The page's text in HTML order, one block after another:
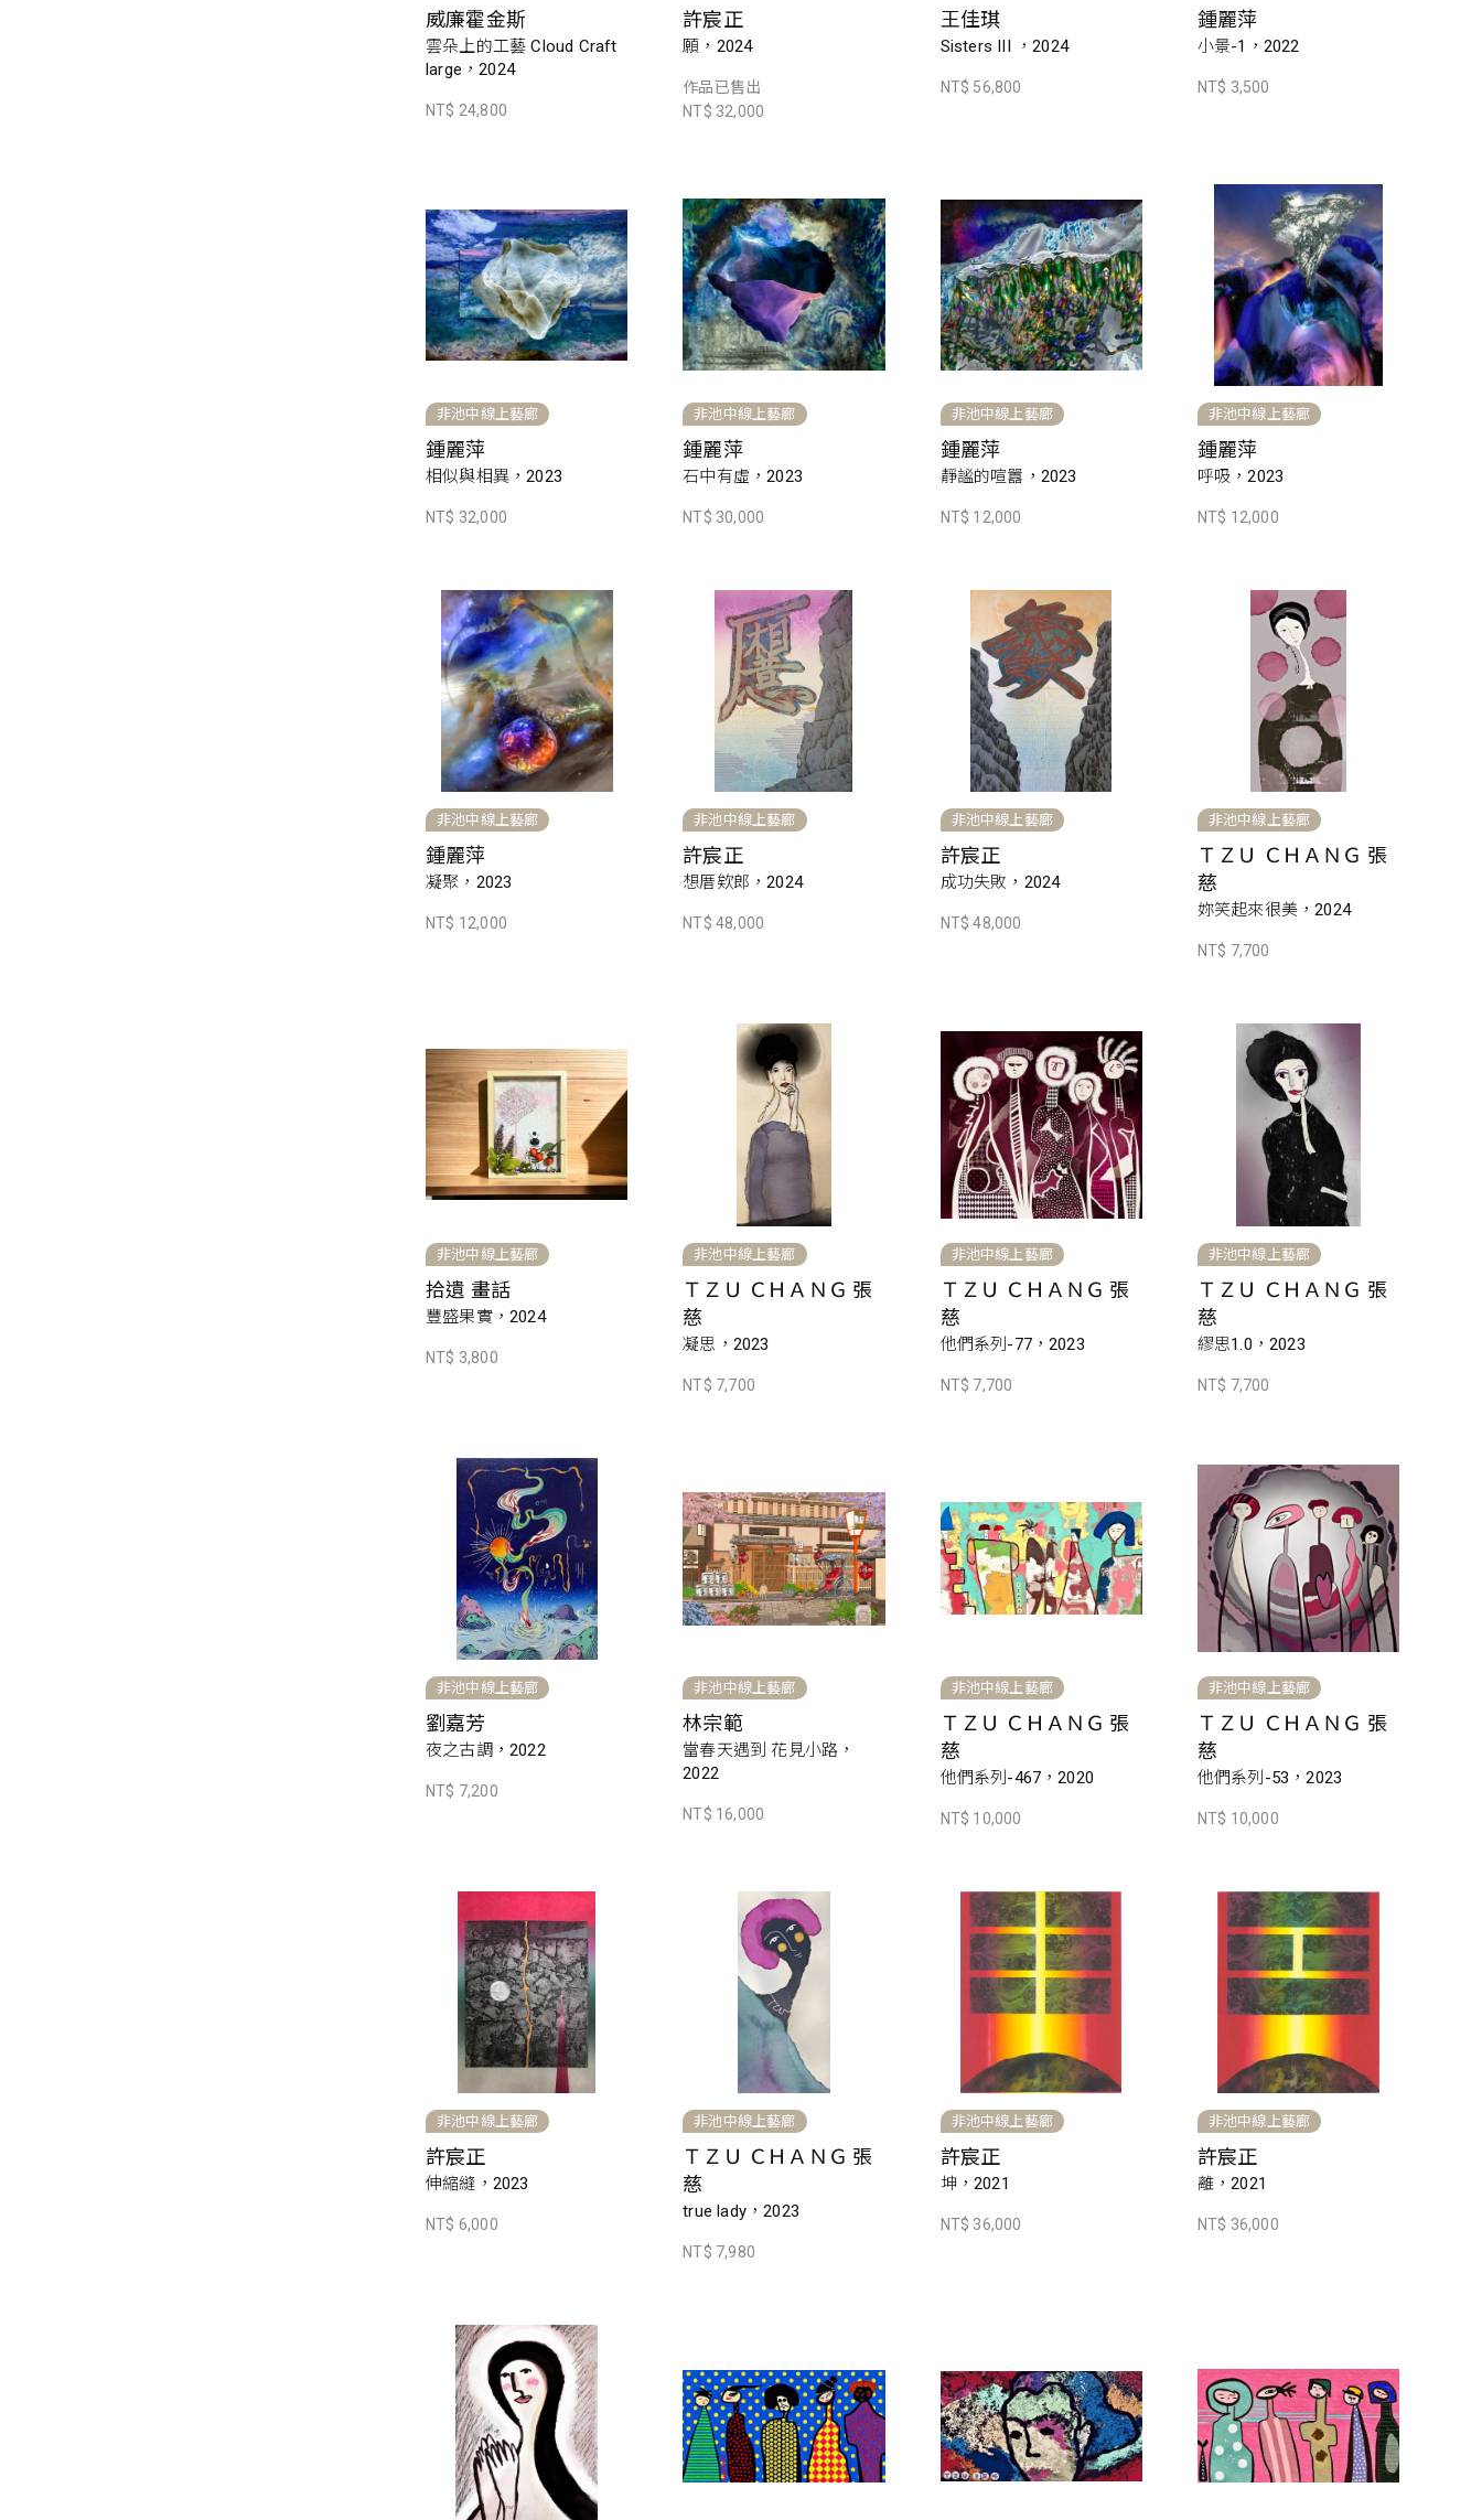
威廉霍金斯
雲朵上的工藝 Cloud Craft
large，2024
NT$ 24,800
許宸正
願，2024
作品已售出
NT$ 32,000
王佳琪
Sisters III ，2024
NT$ 56,800
鍾麗萍
小景-1，2022
NT$ 3,500
非池中線上藝廊
鍾麗萍
相似與相異，2023
NT$ 32,000
非池中線上藝廊
鍾麗萍
石中有虛，2023
NT$ 30,000
非池中線上藝廊
鍾麗萍
靜謐的喧囂，2023
NT$ 12,000
非池中線上藝廊
鍾麗萍
呼吸，2023
NT$ 12,000
非池中線上藝廊
鍾麗萍
凝聚，2023
NT$ 12,000
非池中線上藝廊
許宸正
想厝欸郎，2024
NT$ 48,000
非池中線上藝廊
許宸正
成功失敗，2024
NT$ 48,000
非池中線上藝廊
ＴＺＵ ＣＨＡＮＧ 張
慈
妳笑起來很美，2024
NT$ 7,700
非池中線上藝廊
拾遺 畫話
豐盛果實，2024
NT$ 3,800
非池中線上藝廊
ＴＺＵ ＣＨＡＮＧ 張
慈
凝思，2023
NT$ 7,700
非池中線上藝廊
ＴＺＵ ＣＨＡＮＧ 張
慈
他們系列-77，2023
NT$ 7,700
非池中線上藝廊
ＴＺＵ ＣＨＡＮＧ 張
慈
繆思1.0，2023
NT$ 7,700
非池中線上藝廊
劉嘉芳
夜之古調，2022
NT$ 7,200
非池中線上藝廊
林宗範
當春天遇到 花見小路，
2022
NT$ 16,000
非池中線上藝廊
ＴＺＵ ＣＨＡＮＧ 張
慈
他們系列-467，2020
NT$ 10,000
非池中線上藝廊
ＴＺＵ ＣＨＡＮＧ 張
慈
他們系列-53，2023
NT$ 10,000
非池中線上藝廊
許宸正
伸縮縫，2023
NT$ 6,000
非池中線上藝廊
ＴＺＵ ＣＨＡＮＧ 張
慈
true lady，2023
NT$ 7,980
非池中線上藝廊
許宸正
坤，2021
NT$ 36,000
非池中線上藝廊
許宸正
離，2021
NT$ 36,000